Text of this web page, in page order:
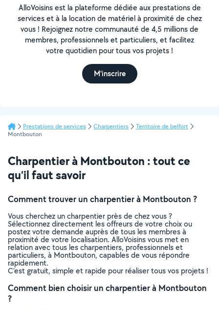
AlloVoisins est la plateforme dédiée aux prestations de
services et à la location de matériel à proximité de chez
vous ! Rejoignez notre communauté de 4,5 millions de
membres, professionnels et particuliers, et facilitez
votre quotidien pour tous vos projets !
M'inscrire
Prestations de services Charpentiers
Territoire de belfort
Montbouton
Charpentier à Montbouton : tout ce
qu’il faut savoir
Comment trouver un charpentier à Montbouton ?
Vous cherchez un charpentier près de chez vous ?
Sélectionnez directement les offreurs de votre choix ou
postez votre demande auprès de tous les membres à
proximité de votre localisation. AlloVoisins vous met en
relation avec tous les charpentiers, professionnels et
particuliers, à Montbouton, capables de vous répondre
rapidement.
C’est gratuit, simple et rapide pour réaliser tous vos projets !
Comment bien choisir un charpentier à Montbouton
?